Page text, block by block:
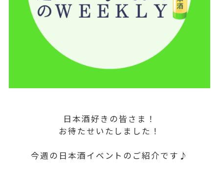
日本酒好きの皆さま！
お待たせいたしました！
今週の日本酒イベントのご紹介です♪